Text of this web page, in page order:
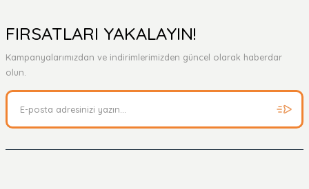
Ürün hakkında henüz soru sorulmamış.
FIRSATLARI YAKALAYIN!
Kampanyalarımızdan ve indirimlerimizden güncel olarak haberdar
olun.